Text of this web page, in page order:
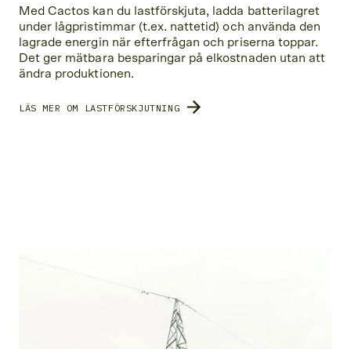
Med Cactos kan du lastförskjuta, ladda batterilagret
under lågpristimmar (t.ex. nattetid) och använda den
lagrade energin när efterfrågan och priserna toppar.
Det ger mätbara besparingar på elkostnaden utan att
ändra produktionen.
LÄS MER OM LASTFÖRSKJUTNING